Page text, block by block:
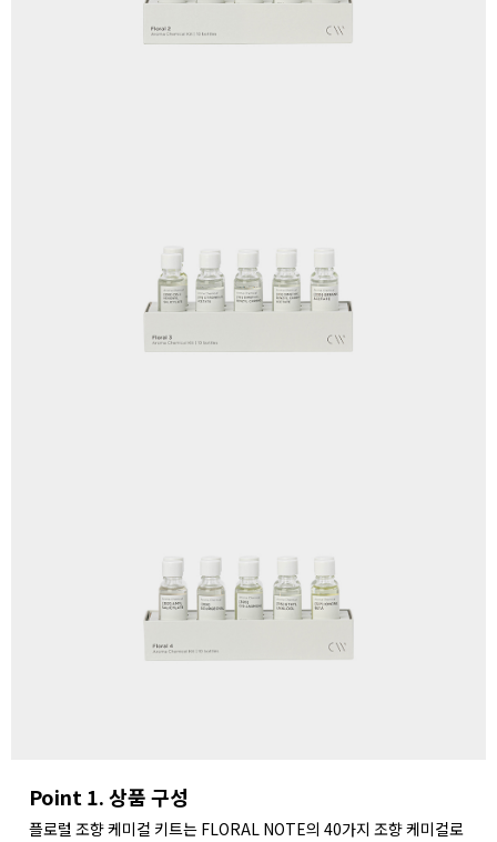
Point 1. 상품 구성
플로럴 조향 케미컬 키트는 FLORAL NOTE의 40가지 조향 케미컬로